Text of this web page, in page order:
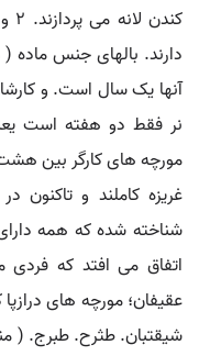
دارند. بالهای جنس
آنها یک سال است. و
نر فقط دو هفته است
مورچه های کارگر بین
شناخته شده که همه
اتفاق می افتد که فردی
عقیفان؛ مورچه های
شیقتبان. طثرح. طبرج. (